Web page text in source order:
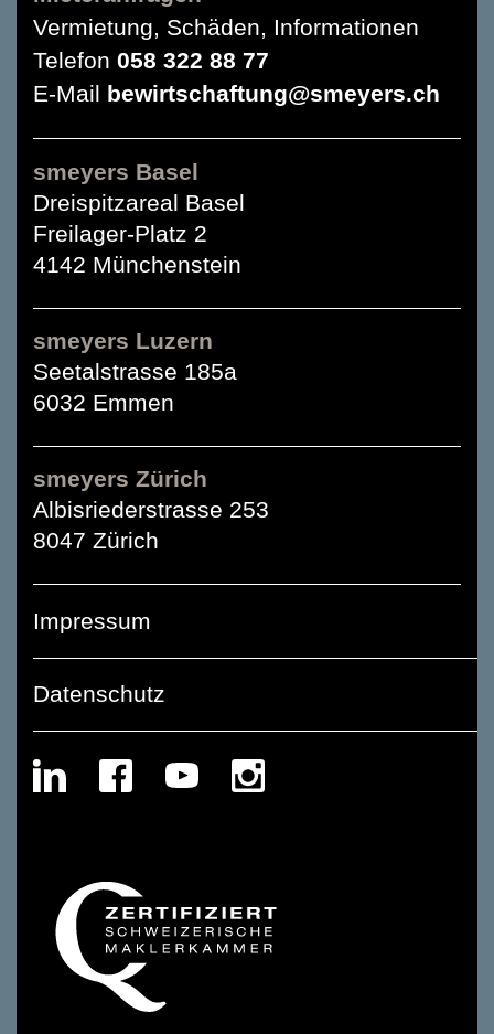
Vermietung, Schäden, Informationen
Telefon 058 322 88 77
E-Mail bewirtschaftung@smeyers.ch
smeyers Basel
Dreispitzareal Basel
Freilager-Platz 2
4142 Münchenstein
smeyers Luzern
Seetalstrasse 185a
6032 Emmen
smeyers Zürich
Albisriederstrasse 253
8047 Zürich
Impressum
Datenschutz